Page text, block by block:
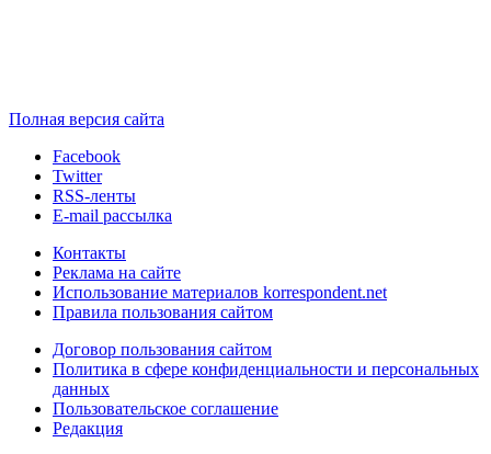
Полная версия сайта
Facebook
Twitter
RSS-ленты
E-mail рассылка
Контакты
Реклама на сайте
Использование материалов korrespondent.net
Правила пользования сайтом
Договор пользования сайтом
Политика в сфере конфиденциальности и персональных
данных
Пользовательское соглашение
Редакция